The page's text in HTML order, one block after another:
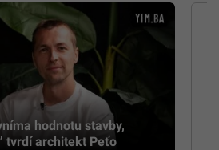
hodnotu stavby,
tvrdí architekt Peťo